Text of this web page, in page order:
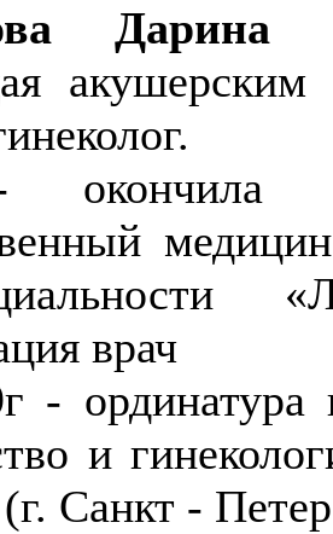
Дарина
акушерским
врач
- ординатура
и
Санкт -